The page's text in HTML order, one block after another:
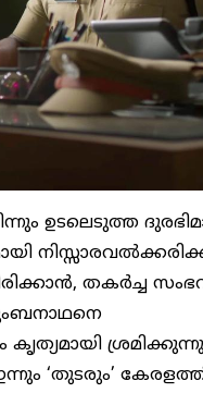
ഉടലെടുത്ത
തകർച്ച
‘തുടരും’